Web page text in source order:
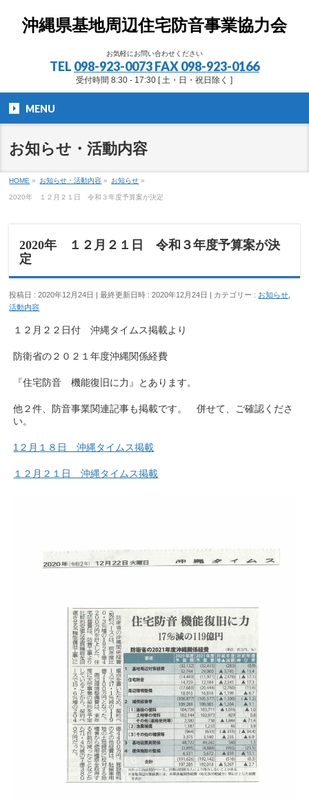
沖縄県基地周辺住宅防音事業協力会
お気軽にお問い合わせください
TEL 098-923-0073 FAX 098-923-0166
受付時間 8:30 - 17:30 [ 土・日・祝日除く ]
MENU
お知らせ・活動内容
HOME » お知らせ・活動内容 » お知らせ »
2020年 １２月２１日 令和３年度予算案が決定
2020年 １２月２１日 令和３年度予算案が決
定
投稿日 : 2020年12月24日 最終更新日時 : 2020年12月24日 カテゴリー : お知らせ
活動内容
１２月２２日付 沖縄タイムス掲載より
防衛省の２０２１年度沖縄関係経費
『住宅防音 機能復旧に力』とあります。
他２件、防音事業関連記事も掲載です。 併せて、ご確認くださ
い。
1２月１８日 沖縄タイムス掲載
１２月２１日 沖縄タイムス掲載